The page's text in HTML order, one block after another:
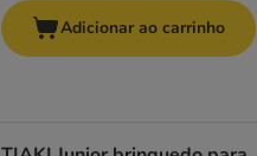
Adicionar ao carrinho